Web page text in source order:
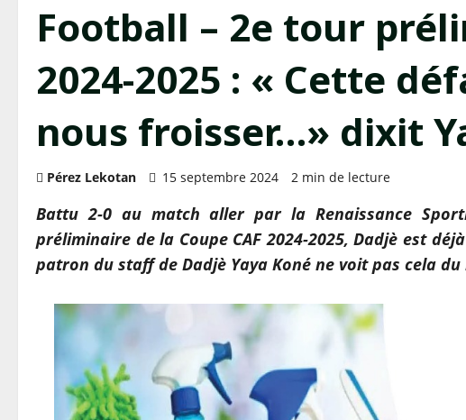
Football – 2e tour
2024-2025 : « Cette
nous froisser…» dixit
Pérez Lekotan 15 septembre 2024 2 min de lecture
Battu 2-0 au match aller par la Renaissance
préliminaire de la Coupe CAF 2024-2025, Dadjè est
patron du staff de Dadjè Yaya Koné ne voit pas cela